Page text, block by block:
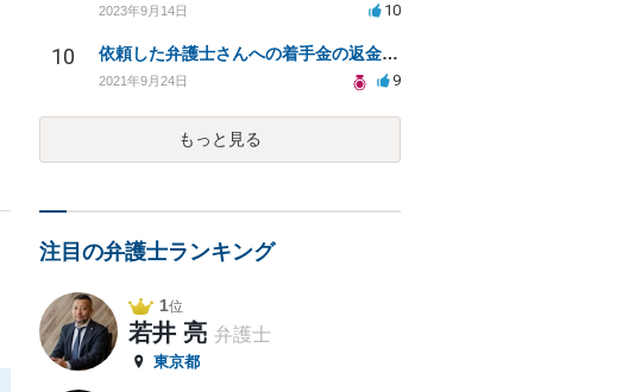
2023年9月14日 10
10 依頼した弁護士さんへの着手金の返金請求は可能ですか？
2021年9月24日 9
もっと見る
注目の弁護士ランキング
1位
若井 亮 弁護士
東京都